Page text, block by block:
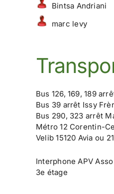
Bintsa Andriani
marc levy
Bus 126, 169, 189
Bus 39 arrêt Issy
Bus 290, 323 arrêt
Métro 12 Corentin-
Velib 15120 Avia ou
Interphone APV Asso
3e étage